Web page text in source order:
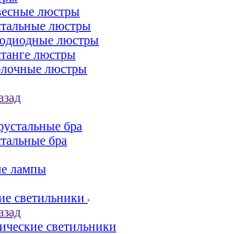
люстры
люстры
люстры
люстры
люстры
бра
бра
лампы
светильники
светильники